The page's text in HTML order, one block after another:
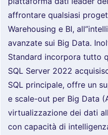
affrontare qualsiasi
Warehousing e BI,
avanzate sui Big Data.
Standard incorpora tutto
SQL Server 2022
SQL principale, offre un
e scale-out per Big Data
virtualizzazione dei dati
con capacità di